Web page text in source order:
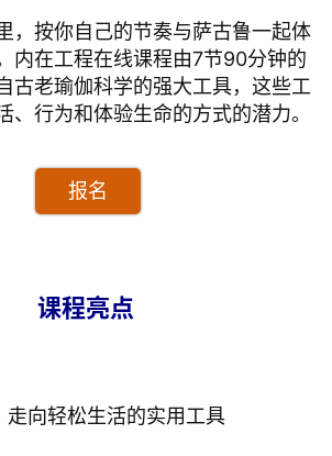
，按你自己的节奏与萨古鲁一起体
内在工程在线课程由7节90分钟的
古老瑜伽科学的强大工具，这些工
、行为和体验生命的方式的潜力。
报名
课程亮点
走向轻松生活的实用工具